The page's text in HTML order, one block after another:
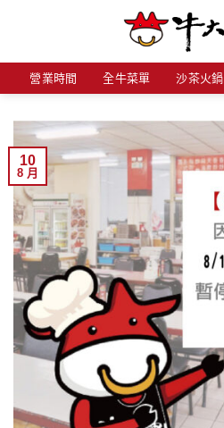
營業時間 全牛菜單 沙茶火鍋
10
8 月